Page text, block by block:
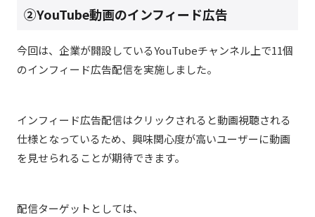
②YouTube動画のインフィード広告
今回は、企業が開設しているYouTubeチャンネル上で11個
のインフィード広告配信を実施しました。
インフィード広告配信はクリックされると動画視聴される
仕様となっているため、興味関心度が高いユーザーに動画
を見せられることが期待できます。
配信ターゲットとしては、